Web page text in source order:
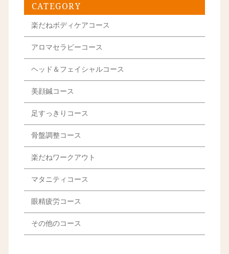
CATEGORY
楽だねボディケアコース
アロマセラピーコース
ヘッド＆フェイシャルコース
美顔鍼コース
足すっきりコース
骨盤調整コース
楽だねワークアウト
マタニティコース
眼精疲労コース
その他のコース